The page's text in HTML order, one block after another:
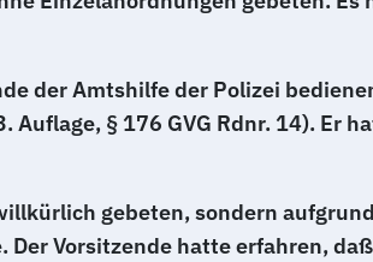
der Amtshilfe der Polizei
Auflage, § 176 GVG Rdnr. 14). Er
gebeten, sondern
Vorsitzende hatte erfahren,